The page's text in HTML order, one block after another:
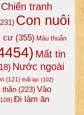
Chiến tranh
Con nuôi
cư(355) Mâu thuẫn
Mất tin
Nước ngoài
(121) thất lạc (102)
thần(223) Vào
Đi làm ăn